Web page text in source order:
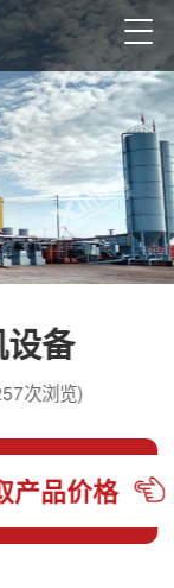
备
次浏览)
产品价格